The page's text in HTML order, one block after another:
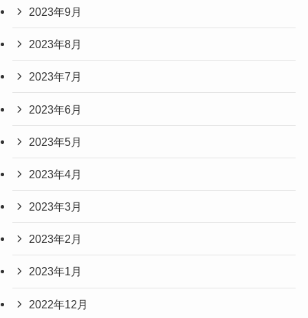
2023年9月
2023年8月
2023年7月
2023年6月
2023年5月
2023年4月
2023年3月
2023年2月
2023年1月
2022年12月